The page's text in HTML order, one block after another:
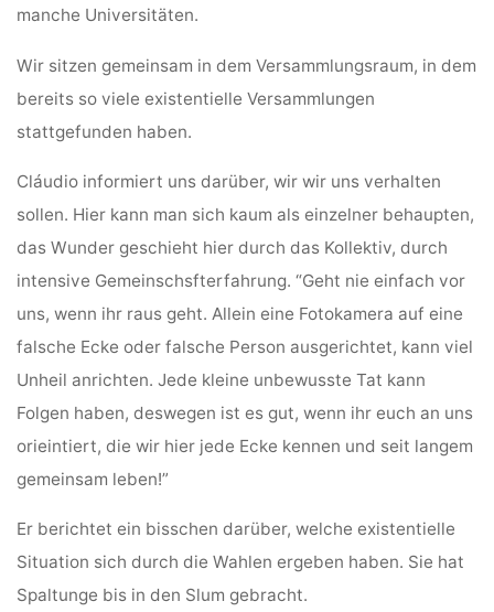
manche Universitäten.
Wir sitzen gemeinsam in dem Versammlungsraum, in dem
bereits so viele existentielle Versammlungen
stattgefunden haben.
Cláudio informiert uns darüber, wir wir uns verhalten
sollen. Hier kann man sich kaum als einzelner behaupten,
das Wunder geschieht hier durch das Kollektiv, durch
intensive Gemeinschsfterfahrung. “Geht nie einfach vor
uns, wenn ihr raus geht. Allein eine Fotokamera auf eine
falsche Ecke oder falsche Person ausgerichtet, kann viel
Unheil anrichten. Jede kleine unbewusste Tat kann
Folgen haben, deswegen ist es gut, wenn ihr euch an uns
orieintiert, die wir hier jede Ecke kennen und seit langem
gemeinsam leben!”
Er berichtet ein bisschen darüber, welche existentielle
Situation sich durch die Wahlen ergeben haben. Sie hat
Spaltunge bis in den Slum gebracht.